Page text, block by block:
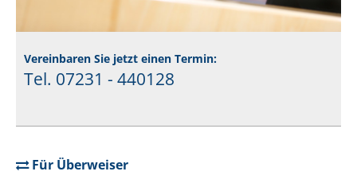
Vereinbaren Sie jetzt einen Termin:
Tel. 07231 - 440128
Für Überweiser